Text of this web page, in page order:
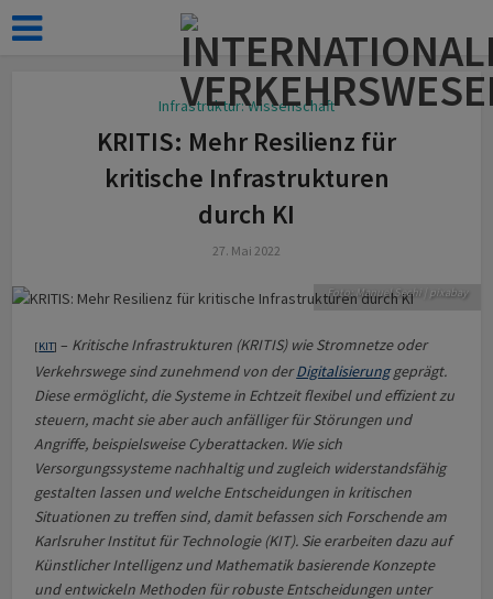
Infrastruktur: Wissenschaft
KRITIS: Mehr Resilienz für
kritische Infrastrukturen
durch KI
27. Mai 2022
Foto: Manuel Sechi | pixabay
[KIT] – Kritische Infrastrukturen (KRITIS) wie Stromnetze oder
Verkehrswege sind zunehmend von derDigitalisierunggeprägt.
Diese ermöglicht, die Systeme in Echtzeit flexibel und effizient zu
steuern, macht sie aber auch anfälliger für Störungen und
Angriffe, beispielsweise Cyberattacken. Wie sich
Versorgungssysteme nachhaltig und zugleich widerstandsfähig
gestalten lassen und welche Entscheidungen in kritischen
Situationen zu treffen sind, damit befassen sich Forschende am
Karlsruher Institut für Technologie (KIT). Sie erarbeiten dazu auf
Künstlicher Intelligenz und Mathematik basierende Konzepte
und entwickeln Methoden für robuste Entscheidungen unter